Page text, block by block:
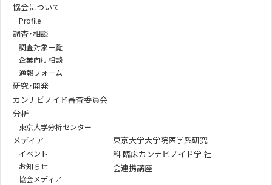
協会について
Profile
調査・相談
調査対象一覧
企業向け相談
通報フォーム
研究・開発
カンナビノイド審査委員会
分析
東京大学分析センター
メディア
イベント
お知らせ
協会メディア
東京大学大学院医学系研究
科 臨床カンナビノイド学 社
会連携講座